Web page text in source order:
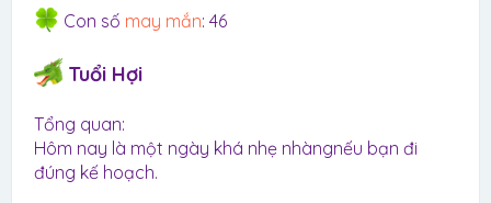
Con số may mắn: 46
Tuổi Hợi
Tổng quan:
Hôm nay là một ngày khá nhẹ nhàngnếu bạn đi
đúng kế hoạch.